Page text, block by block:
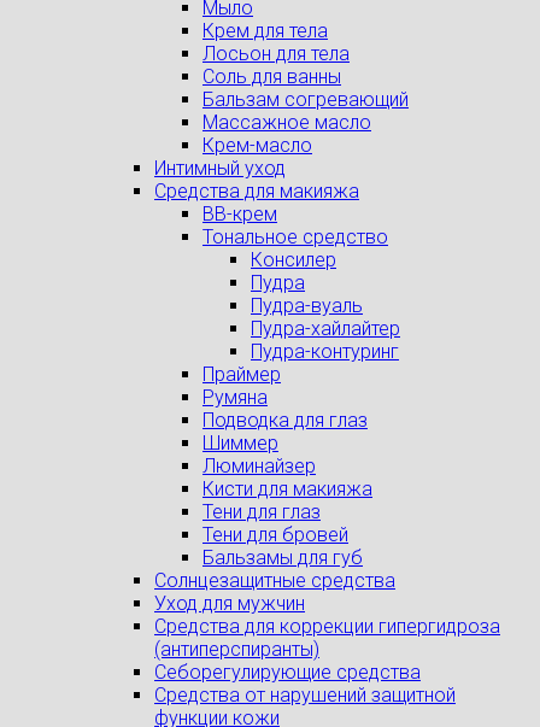
Мыло
Крем для тела
Лосьон для тела
Соль для ванны
Бальзам согревающий
Массажное масло
Крем-масло
Интимный уход
Средства для макияжа
BB-крем
Тональное средство
Консилер
Пудра
Пудра-вуаль
Пудра-хайлайтер
Пудра-контуринг
Праймер
Румяна
Подводка для глаз
Шиммер
Люминайзер
Кисти для макияжа
Тени для глаз
Тени для бровей
Бальзамы для губ
Солнцезащитные средства
Уход для мужчин
Средства для коррекции гипергидроза
(антиперспиранты)
Себорегулирующие средства
Средства от нарушений защитной
функции кожи